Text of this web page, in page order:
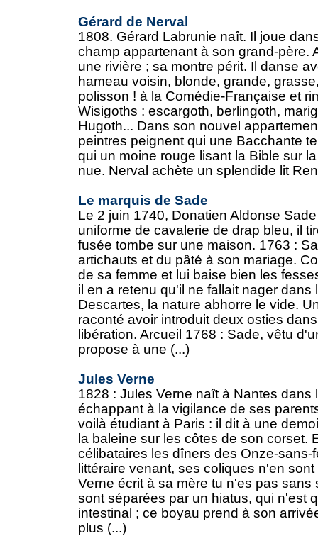
Gérard de Nerval
1808. Gérard Labrunie naît. Il joue
champ appartenant à son grand-père.
une rivière ; sa montre périt. Il danse
hameau voisin, blonde, grande,
polisson ! à la Comédie-Française et
Wisigoths : escargoth, berlingoth,
Hugoth... Dans son nouvel
peintres peignent qui une Bacchante
qui un moine rouge lisant la Bible sur
nue. Nerval achète un splendide lit
Le marquis de Sade
Le 2 juin 1740, Donatien Aldonse
uniforme de cavalerie de drap bleu, il
fusée tombe sur une maison. 1763 :
artichauts et du pâté à son mariage.
de sa femme et lui baise bien les
il en a retenu qu'il ne fallait nager
Descartes, la nature abhorre le vide.
raconté avoir introduit deux osties
libération. Arcueil 1768 : Sade, vêtu
propose à une (...)
Jules Verne
1828 : Jules Verne naît à Nantes
échappant à la vigilance de ses
voilà étudiant à Paris : il dit à une
la baleine sur les côtes de son corset.
célibataires les dîners des Onze-sans-
littéraire venant, ses coliques n'en
Verne écrit à sa mère tu n'es pas
sont séparées par un hiatus, qui n'est
intestinal ; ce boyau prend à son
plus (...)